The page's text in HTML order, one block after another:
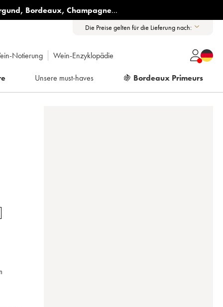
, Bordeaux, Champagne...
Die Preise gelten für die Lieferung nach:
Notierung Wein-Enzyklopädie
Unsere must-haves 🍇 Bordeaux Primeurs